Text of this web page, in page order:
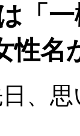
「
性名
、